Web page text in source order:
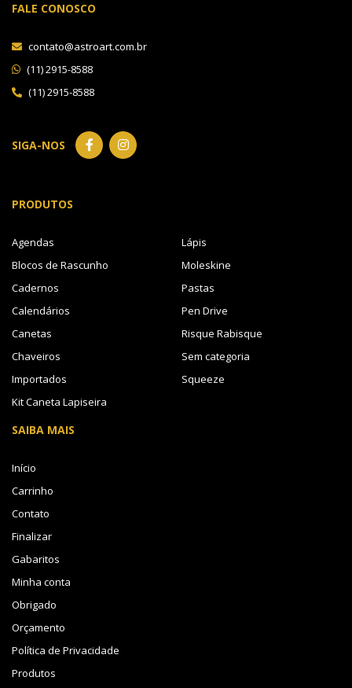
FALE CONOSCO
contato@astroart.com.br
(11) 2915-8588
(11) 2915-8588
SIGA-NOS
PRODUTOS
Agendas
Blocos de Rascunho
Cadernos
Calendários
Canetas
Chaveiros
Importados
Kit Caneta Lapiseira
Lápis
Moleskine
Pastas
Pen Drive
Risque Rabisque
Sem categoria
Squeeze
SAIBA MAIS
Início
Carrinho
Contato
Finalizar
Gabaritos
Minha conta
Obrigado
Orçamento
Política de Privacidade
Produtos